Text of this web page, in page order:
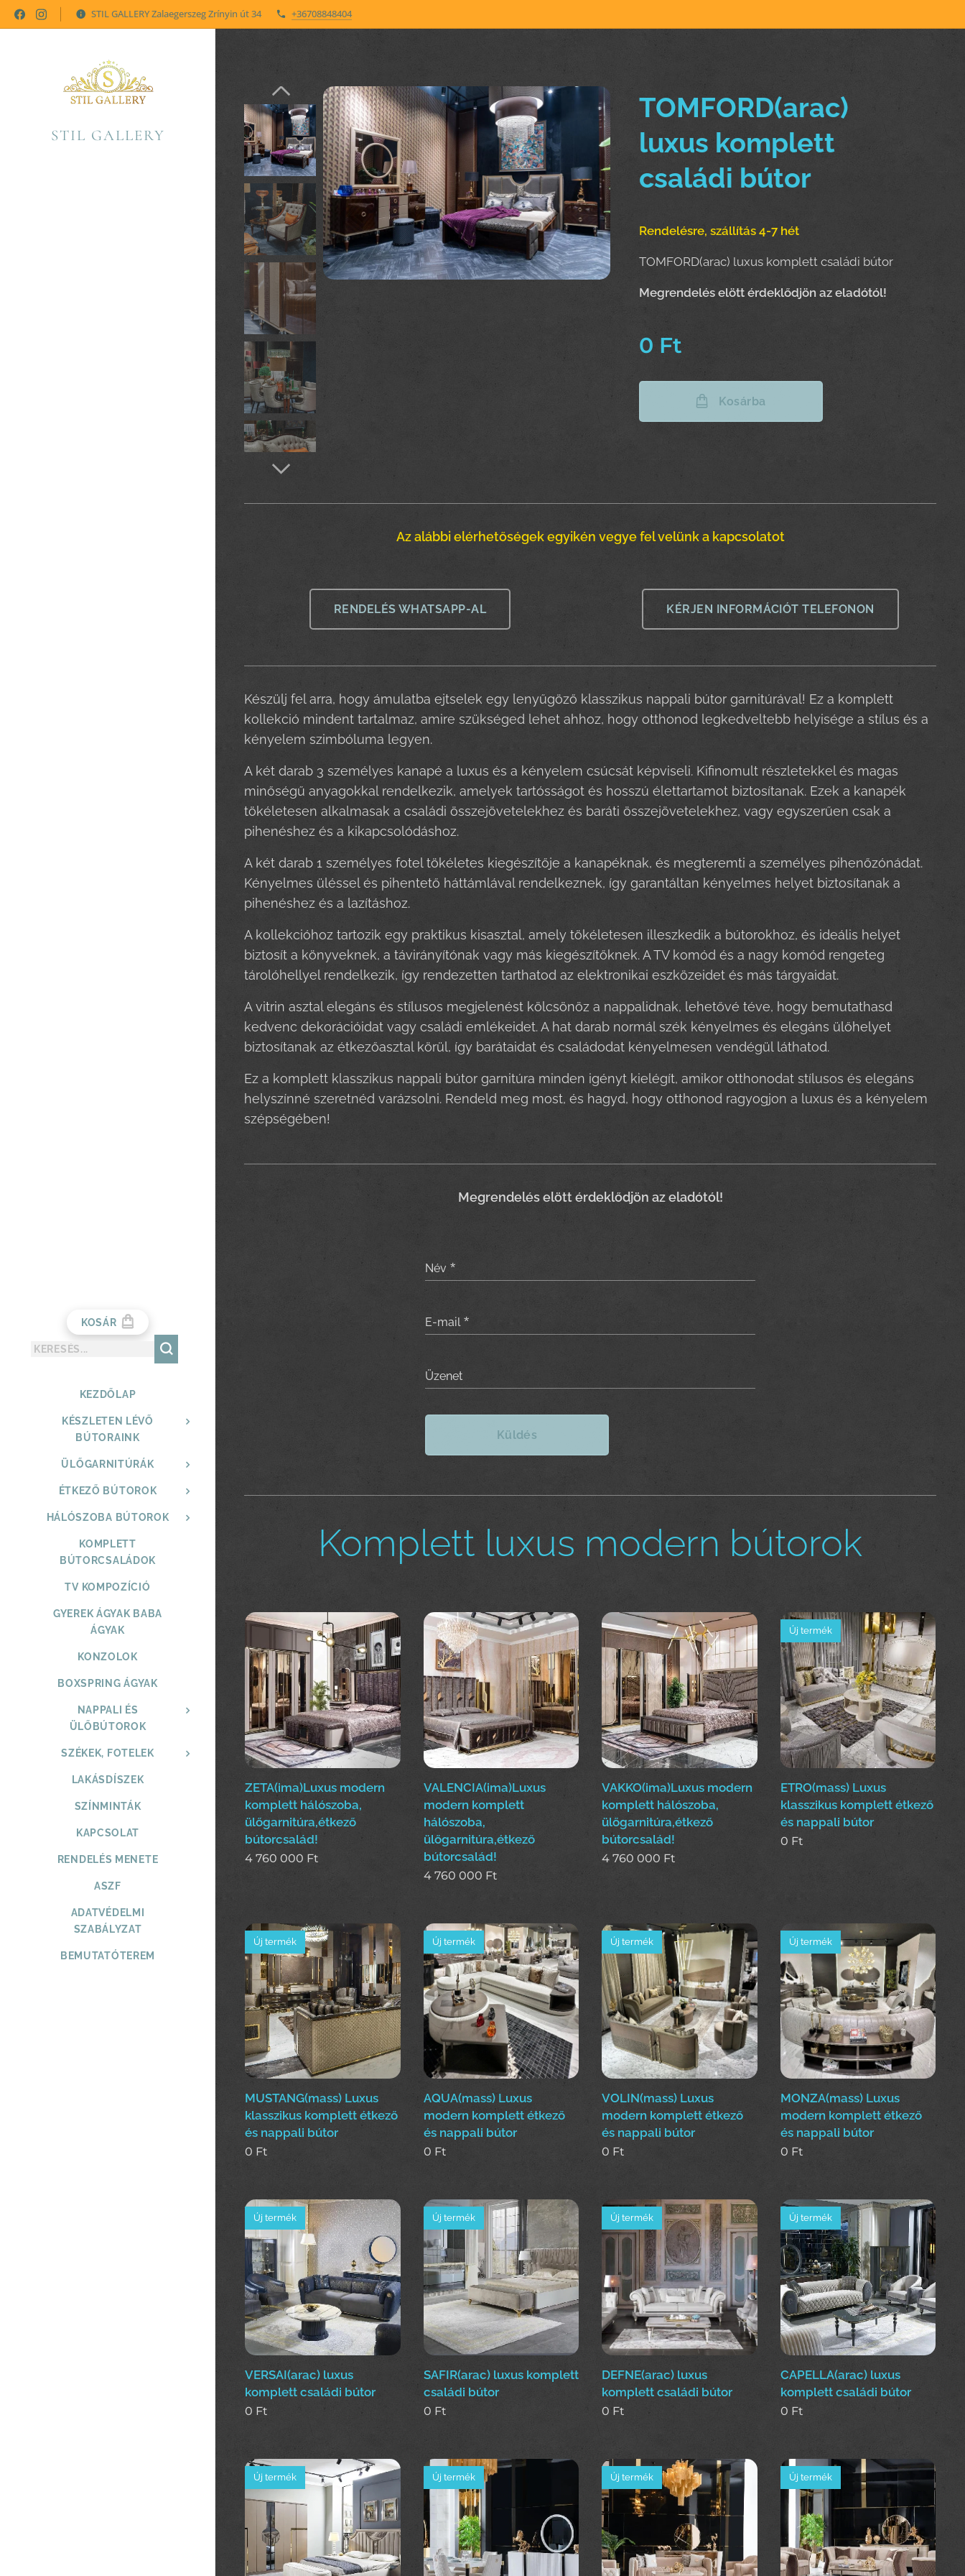
STIL GALLERY Zalaegerszeg Zrínyin út 34 +36708848404
STIL GALLERY
KOSÁR
KEZDŐLAP
KÉSZLETEN LÉVŐ
BÚTORAINK
ÜLŐGARNITÚRÁK
ÉTKEZŐ BÚTOROK
HÁLÓSZOBA BÚTOROK
KOMPLETT
BÚTORCSALÁDOK
TV KOMPOZÍCIÓ
GYEREK ÁGYAK BABA
ÁGYAK
KONZOLOK
BOXSPRING ÁGYAK
NAPPALI ÉS
ÜLŐBÚTOROK
SZÉKEK, FOTELEK
LAKÁSDÍSZEK
SZÍNMINTÁK
KAPCSOLAT
RENDELÉS MENETE
ASZF
ADATVÉDELMI
SZABÁLYZAT
BEMUTATÓTEREM
TOMFORD(arac)
luxus komplett
családi bútor
Rendelésre, szállítás 4-7 hét
TOMFORD(arac) luxus komplett családi bútor
Megrendelés elött érdeklődjön az eladótól!
0 Ft
Kosárba
Az alábbi elérhetőségek egyikén vegye fel velünk a kapcsolatot
RENDELÉS WHATSAPP-AL KÉRJEN INFORMÁCIÓT TELEFONON
Készülj fel arra, hogy ámulatba ejtselek egy lenyűgöző klasszikus nappali bútor garnitúrával! Ez a komplett
kollekció mindent tartalmaz, amire szükséged lehet ahhoz, hogy otthonod legkedveltebb helyisége a stílus és a
kényelem szimbóluma legyen.
A két darab 3 személyes kanapé a luxus és a kényelem csúcsát képviseli. Kifinomult részletekkel és magas
minőségű anyagokkal rendelkezik, amelyek tartósságot és hosszú élettartamot biztosítanak. Ezek a kanapék
tökéletesen alkalmasak a családi összejövetelekhez és baráti összejövetelekhez, vagy egyszerűen csak a
pihenéshez és a kikapcsolódáshoz.
A két darab 1 személyes fotel tökéletes kiegészítője a kanapéknak, és megteremti a személyes pihenőzónádat.
Kényelmes üléssel és pihentető háttámlával rendelkeznek, így garantáltan kényelmes helyet biztosítanak a
pihenéshez és a lazításhoz.
A kollekcióhoz tartozik egy praktikus kisasztal, amely tökéletesen illeszkedik a bútorokhoz, és ideális helyet
biztosít a könyveknek, a távirányítónak vagy más kiegészítőknek. A TV komód és a nagy komód rengeteg
tárolóhellyel rendelkezik, így rendezetten tarthatod az elektronikai eszközeidet és más tárgyaidat.
A vitrin asztal elegáns és stílusos megjelenést kölcsönöz a nappalidnak, lehetővé téve, hogy bemutathasd
kedvenc dekorációidat vagy családi emlékeidet. A hat darab normál szék kényelmes és elegáns ülőhelyet
biztosítanak az étkezőasztal körül, így barátaidat és családodat kényelmesen vendégül láthatod.
Ez a komplett klasszikus nappali bútor garnitúra minden igényt kielégít, amikor otthonodat stílusos és elegáns
helyszínné szeretnéd varázsolni. Rendeld meg most, és hagyd, hogy otthonod ragyogjon a luxus és a kényelem
szépségében!
Megrendelés elött érdeklődjön az eladótól!
Név
E-mail
Üzenet
Küldés
Komplett luxus modern bútorok
ZETA(ima)Luxus modern
komplett hálószoba,
ülőgarnitúra,étkező
bútorcsalád!
4 760 000 Ft
VALENCIA(ima)Luxus
modern komplett
hálószoba,
ülőgarnitúra,étkező
bútorcsalád!
4 760 000 Ft
VAKKO(ima)Luxus modern
komplett hálószoba,
ülőgarnitúra,étkező
bútorcsalád!
4 760 000 Ft
ETRO(mass) Luxus
klasszikus komplett étkező
és nappali bútor
Új termék
0 Ft
MUSTANG(mass) Luxus
klasszikus komplett étkező
és nappali bútor
Új termék
0 Ft
AQUA(mass) Luxus
modern komplett étkező
és nappali bútor
Új termék
0 Ft
VOLIN(mass) Luxus
modern komplett étkező
és nappali bútor
Új termék
0 Ft
MONZA(mass) Luxus
modern komplett étkező
és nappali bútor
Új termék
0 Ft
VERSAI(arac) luxus
komplett családi bútor
Új termék
0 Ft
SAFIR(arac) luxus komplett
családi bútor
Új termék
0 Ft
DEFNE(arac) luxus
komplett családi bútor
Új termék
0 Ft
CAPELLA(arac) luxus
komplett családi bútor
Új termék
0 Ft
Új termék Új termék Új termék Új termék